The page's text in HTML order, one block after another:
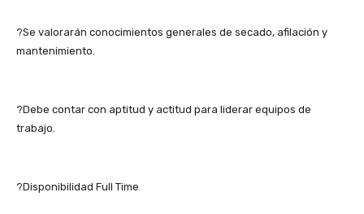
?Se valorarán conocimientos generales de secado, afilación y
mantenimiento.
?Debe contar con aptitud y actitud para liderar equipos de
trabajo.
?Disponibilidad Full Time